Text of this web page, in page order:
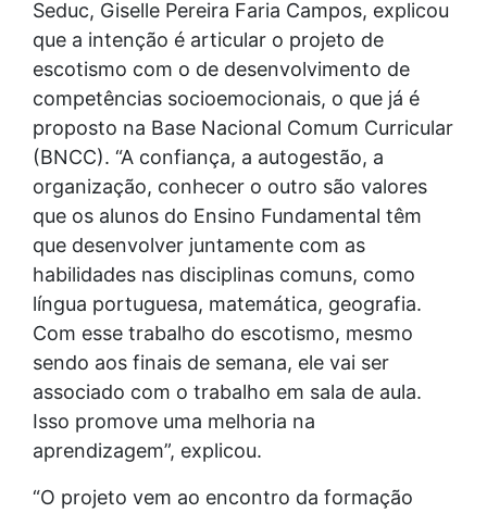
Seduc, Giselle Pereira Faria Campos, explicou
que a intenção é articular o projeto de
escotismo com o de desenvolvimento de
competências socioemocionais, o que já é
proposto na Base Nacional Comum Curricular
(BNCC). “A confiança, a autogestão, a
organização, conhecer o outro são valores
que os alunos do Ensino Fundamental têm
que desenvolver juntamente com as
habilidades nas disciplinas comuns, como
língua portuguesa, matemática, geografia.
Com esse trabalho do escotismo, mesmo
sendo aos finais de semana, ele vai ser
associado com o trabalho em sala de aula.
Isso promove uma melhoria na
aprendizagem”, explicou.
“O projeto vem ao encontro da formação